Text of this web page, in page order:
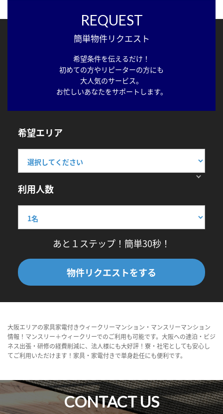
REQUEST
簡単物件リクエスト
希望条件を伝えるだけ！
初めての方やリピーターの方にも
大人気のサービス。
お忙しいあなたをサポートします。
希望エリア
利用人数
あと１ステップ！簡単30秒！
物件リクエストをする
大阪エリアの家具家電付きウィークリーマンション・マンスリーマンション
情報！マンスリー＋ウィークリーでのご利用も可能です。大阪への連泊・ビジ
ネス出張・研修の経費削減に、法人様にも大好評！寮・社宅としても安心し
てご利用いただけます！家具・家電付きで単身赴任にも便利です。
CONTACT US